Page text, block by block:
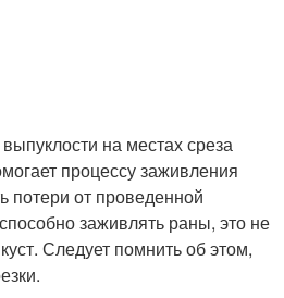
на местах среза
процессу заживления
потери от проведенной
заживлять раны, это не
Следует помнить об этом,